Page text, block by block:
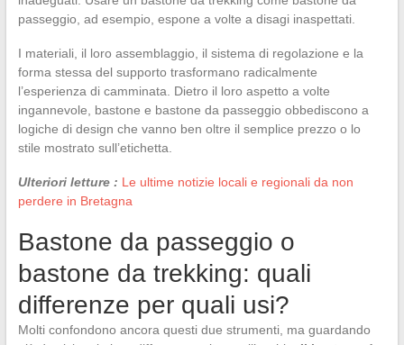
passeggio, ad esempio, espone a volte a disagi inaspettati.
I materiali, il loro assemblaggio, il sistema di regolazione e la
forma stessa del supporto trasformano radicalmente
l’esperienza di camminata. Dietro il loro aspetto a volte
ingannevole, bastone e bastone da passeggio obbediscono a
logiche di design che vanno ben oltre il semplice prezzo o lo
stile mostrato sull’etichetta.
Ulteriori letture : Le ultime notizie locali e regionali da non
perdere in Bretagna
Bastone da passeggio o
bastone da trekking: quali
differenze per quali usi?
Molti confondono ancora questi due strumenti, ma guardando